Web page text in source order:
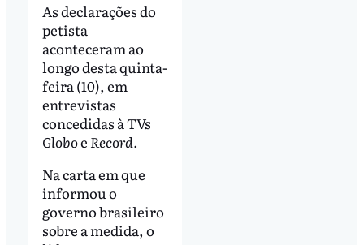
As declarações do
petista
aconteceram ao
longo desta quinta-
feira (10), em
entrevistas
concedidas à TVs
Globoe Record.
Na carta em que
informou o
governo brasileiro
sobre a medida, o